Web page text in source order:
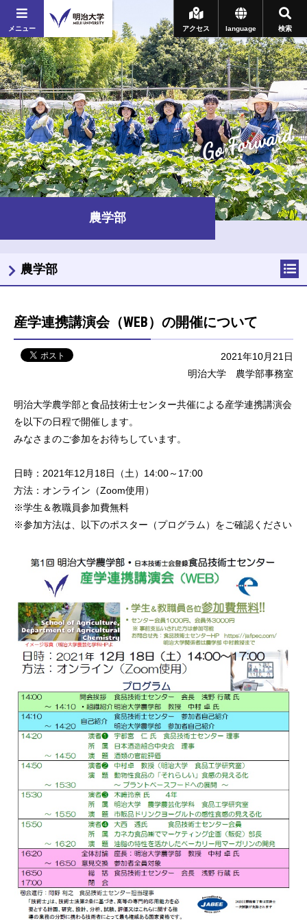
メニュー 検索
language
アクセス
Go Forward
農学部
産学連携講演会（WEB）の開催について
2021年10月21日
明治大学 農学部事務室
明治大学農学部と食品技術士センター共催による産学連携講演会
を以下の日程で開催します。
みなさまのご参加をお待ちしています。
日時：2021年12月18日（土）14:00～17:00
方法：オンライン（Zoom使用）
※学生＆教職員参加費無料
※参加方法は、以下のポスター（プログラム）をご確認ください
農学部